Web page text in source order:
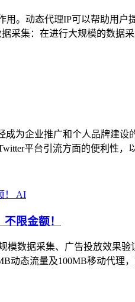
。动态代理IP可以帮助用
采集：在进行大规模的数
为企业推广和个人品牌建
平台引流方面的便利性
AI
限金额！
数据采集、广告投放效果
动态流量及100MB移动代